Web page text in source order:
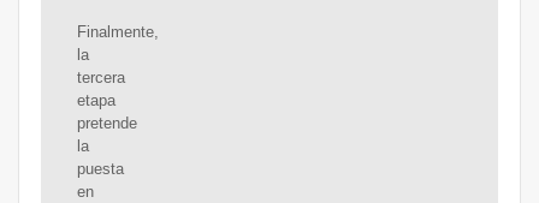
Finalmente,
la
tercera
etapa
pretende
la
puesta
en